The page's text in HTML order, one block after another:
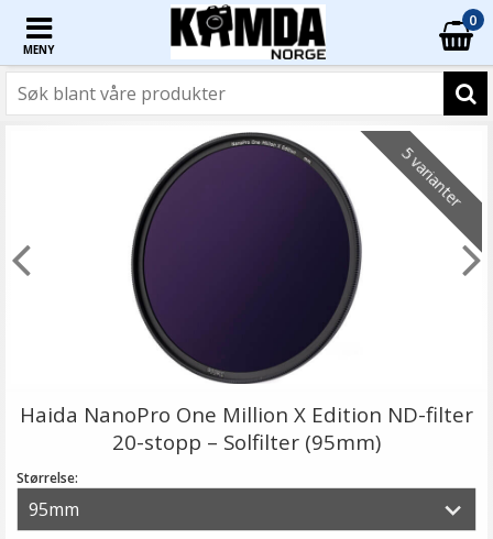
MENY
0
5 varianter
Haida NanoPro One Million X Edition ND-filter
20-stopp – Solfilter (95mm)
Størrelse: